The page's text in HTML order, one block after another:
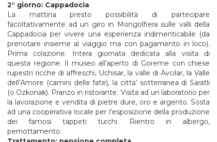
2° giorno: Cappadocia
La mattina presto possibilità di partecipare
facoltativamente ad un giro in Mongolfiera sulle valli della
Cappadocia per vivere una esperienza indimenticabile (da
prenotare insieme al viaggio ma con pagamento in loco).
Prima colazione. Intera giornata dedicata alla visita di
questa regione. Il museo all’aperto di Goreme con chiese
rupestri ricche di affreschi, Uchisar, la valle di Avcilar, la Valle
dell’Amore (camini delle fate), la citta' sotterranea di Saratli
(o Ozkonak). Pranzo in ristorante. Visita ad un laboratorio per
la lavorazione e vendita di pietre dure, oro e argento. Sosta
ad una cooperativa locale per l’esposizione della produzione
dei famosi tappeti turchi. Rientro in albergo,
pernottamento.